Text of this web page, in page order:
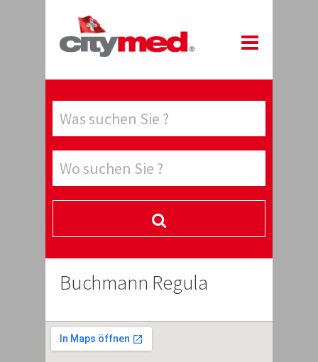
Buchmann Regula